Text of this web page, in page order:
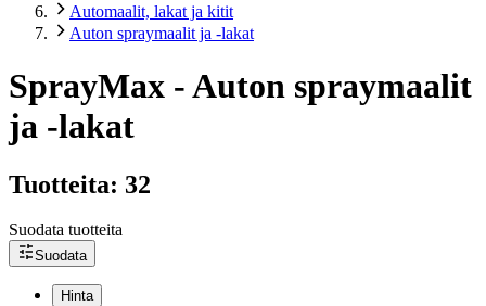
Automaalit, lakat ja kitit
Auton spraymaalit ja -lakat
SprayMax - Auton spraymaalit
ja -lakat
Tuotteita: 32
Suodata tuotteita
Suodata
Hinta